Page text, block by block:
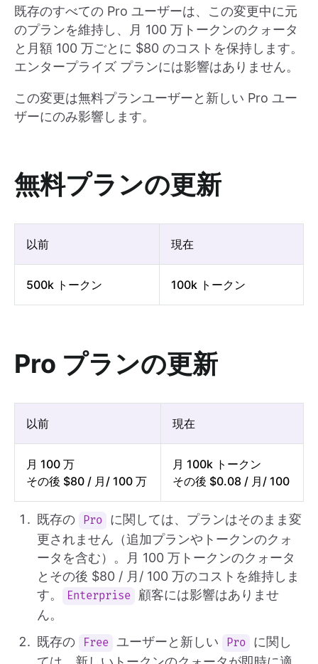
既存のすべての Pro ユーザーは、この変更中に元
のプランを維持し、月 100 万トークンのクォータ
と月額 100 万ごとに $80 のコストを保持します。
エンタープライズ プランには影響はありません。
この変更は無料プランユーザーと新しい Pro ユー
ザーにのみ影響します。
無料プランの更新
以前 現在
500k トークン 100k トークン
Pro プランの更新
以前 現在
月 100 万
その後 $80 / 月/ 100 万
月 100k トークン
その後 $0.08 / 月/ 100
既存の Pro
に関しては、プランはそのまま変
更されません（追加プランやトークンのクォ
ータを含む）。月 100 万トークンのクォータ
とその後 $80 / 月/ 100 万のコストを維持しま
す。
Enterprise
顧客には影響はありませ
ん。
既存の
Free ユーザーと新しい Pro
に関し